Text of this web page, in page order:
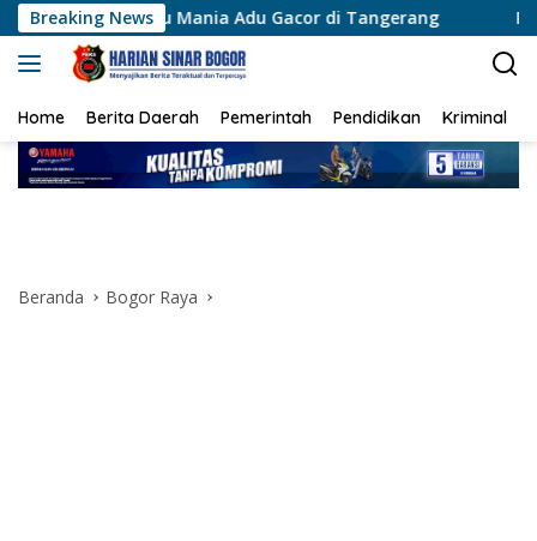
Langsung
ke
konten
Breaking News
Mania Adu Gacor di Tangerang Polisi Sambangi
Home Berita Daerah Pemerintah Pendidikan Kriminal
Beranda Bogor Raya